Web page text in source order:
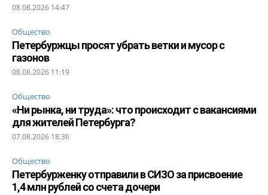
08.08.2026 14:47
Общество
Петербуржцы просят убрать ветки и мусор с
газонов
08.08.2026 11:19
Общество
«Ни рынка, ни труда»: что происходит с вакансиями
для жителей Петербурга?
07.08.2026 18:36
Общество
Петербурженку отправили в СИЗО за присвоение
1,4 млн рублей со счета дочери